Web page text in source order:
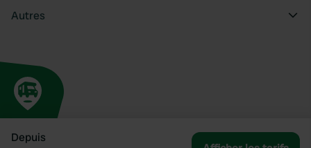
Depuis
Autres